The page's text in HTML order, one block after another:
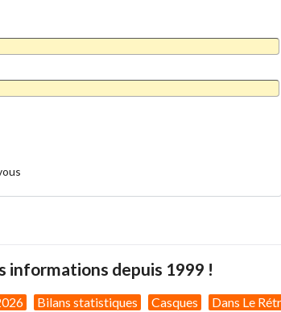
informations depuis 1999 !
Bilans statistiques Casques Dans Le